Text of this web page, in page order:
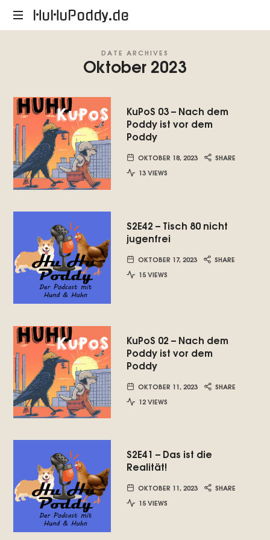
HuHuPoddy.de
HuHuPoddy.de
DATE ARCHIVES
Oktober 2023
KuPoS 03 – Nach dem
Poddy ist vor dem
Poddy
OKTOBER 18, 2023
SHARE
13 VIEWS
S2E42 – Tisch 80 nicht
jugenfrei
OKTOBER 17, 2023
SHARE
15 VIEWS
KuPoS 02 – Nach dem
Poddy ist vor dem
Poddy
OKTOBER 11, 2023
SHARE
12 VIEWS
S2E41 – Das ist die
Realität!
OKTOBER 11, 2023
SHARE
15 VIEWS